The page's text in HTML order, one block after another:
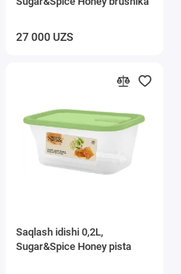
27 000 UZS
Saqlash idishi 0,2L,
Sugar&Spice Honey pista